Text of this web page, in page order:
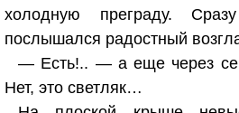
холодную преграду.
послышался радостный
— Есть!.. — а еще через
Нет, это светляк…